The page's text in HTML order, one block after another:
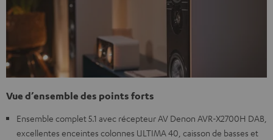
Vue d’ensemble des points forts
Ensemble complet 5.1 avec récepteur AV Denon AVR-X2700H DAB,
excellentes enceintes colonnes ULTIMA 40, caisson de basses et